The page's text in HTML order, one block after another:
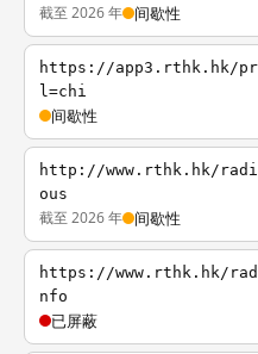
截至 2026 年 间歇性
https://app3.rthk.hk/
l=chi
间歇性
http://www.rthk.hk/
ous
截至 2026 年 间歇性
https://www.rthk.hk/
nfo
已屏蔽